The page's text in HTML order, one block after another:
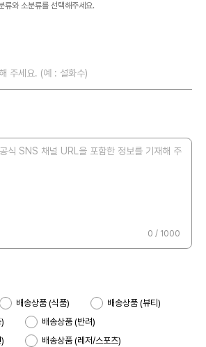
류와 소분류를 선택해주세요.
주세요. (예 : 설화수)
식 SNS 채널 URL을 포함한 정보를 기재해 주
0 / 1000
배송상품 (식품)
배송상품 (뷰티)
배송상품 (반려)
배송상품 (레저/스포츠)